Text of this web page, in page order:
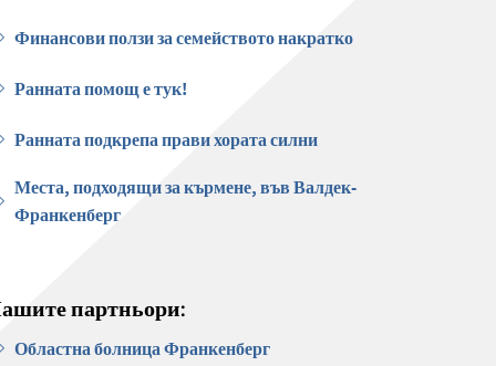
Финансови ползи за семейството накратко
Ранната помощ е тук!
Ранната подкрепа прави хората силни
Места, подходящи за кърмене, във Валдек-
Франкенберг
партньори:
Областна болница Франкенберг